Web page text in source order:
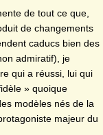
de tout ce que,
de changements
caducs bien des
admiratif), je
qui a réussi, lui qui
» quoique
modèles nés de la
majeur du